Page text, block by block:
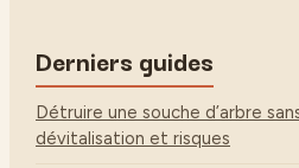
Derniers guides
Détruire une souche d’arbre
dévitalisation et risques